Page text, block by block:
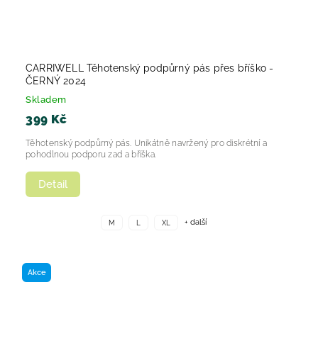
CARRIWELL Těhotenský podpůrný pás přes bříško -
ČERNÝ 2024
Skladem
399 Kč
Detail
Těhotenský podpůrný pás. Unikátně navržený pro diskrétní a
pohodlnou podporu zad a bříška.
M XL + další
Akce